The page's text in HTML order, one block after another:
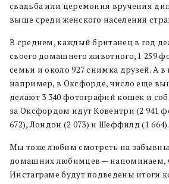
свадьба или церемония вручения
выше среди женского населения
В среднем, каждый британец в год
своего домашнего животного, 1 259
семьи и около 927 снимка друзей. А в
например, в Оксфорде, число еще
делают 3 340 фотографий кошек и
за Оксфордом идут Ковентри (2 941
672), Лондон (2 073) и Шеффилд (1 664).
Мы тоже любим смотреть на
домашних любимцев — напоминаем,
Инстаграме будут подведены итоги